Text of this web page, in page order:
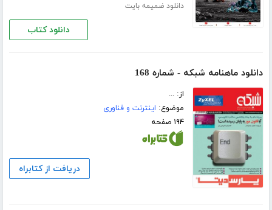
دانلود ضمیمه بایت
دانلود کتاب
دانلود ماهنامه شبکه - شماره 168
از: ...
موضوع: اینترنت و فناوری
۱۹۴ صفحه
دریافت از کتابراه